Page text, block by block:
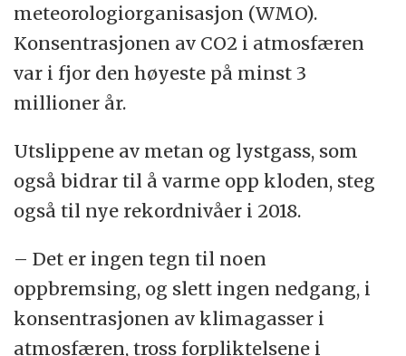
meteorologiorganisasjon (WMO).
Konsentrasjonen av CO2 i atmosfæren
var i fjor den høyeste på minst 3
millioner år.
Utslippene av metan og lystgass, som
også bidrar til å varme opp kloden, steg
også til nye rekordnivåer i 2018.
– Det er ingen tegn til noen
oppbremsing, og slett ingen nedgang, i
konsentrasjonen av klimagasser i
atmosfæren, tross forpliktelsene i